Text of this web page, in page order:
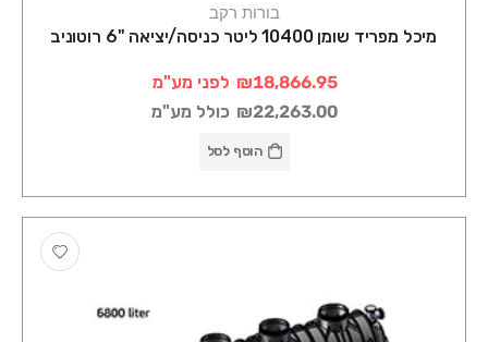
בורות רקב
מיכל מפריד שומן 10400 ליטר כניסה/יציאה "6 רוטוניב
₪18,866.95 לפני מע"מ
₪22,263.00 כולל מע"מ
הוסף לסל